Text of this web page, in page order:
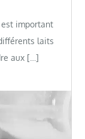
est important
laits
aux […]